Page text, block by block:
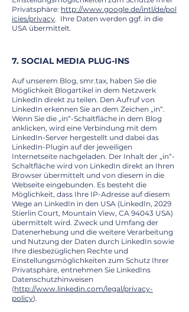
Privatsphäre: http://www.google.de/intl/de/pol
icies/privacy. Ihre Daten werden ggf. in die
USA übermittelt.
7. SOCIAL MEDIA PLUG-INS
Auf unserem Blog, smr.tax, haben Sie die
Möglichkeit Blogartikel in dem Netzwerk
LinkedIn direkt zu teilen. Den Aufruf von
LinkedIn erkennen Sie an dem Zeichen „in“.
Wenn Sie die „in“-Schaltfläche in dem Blog
anklicken, wird eine Verbindung mit dem
LinkedIn-Server hergestellt und dabei das
LinkedIn-Plugin auf der jeweiligen
Internetseite nachgeladen. Der Inhalt der „in“-
Schaltfläche wird von LinkedIn direkt an Ihren
Browser übermittelt und von diesem in die
Webseite eingebunden. Es besteht die
Möglichkeit, dass Ihre IP-Adresse auf diesem
Wege an LinkedIn in den USA (LinkedIn, 2029
Stierlin Court, Mountain View, CA 94043 USA)
übermittelt wird. Zweck und Umfang der
Datenerhebung und die weitere Verarbeitung
und Nutzung der Daten durch LinkedIn sowie
Ihre diesbezüglichen Rechte und
Einstellungsmöglichkeiten zum Schutz Ihrer
Privatsphäre, entnehmen Sie LinkedIns
Datenschutzhinweisen
(http://www.linkedin.com/legal/privacy-
policy).